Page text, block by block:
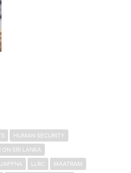
HUMAN SECURITY
SRI LANKA
JAFFNA LLRC
MAATRAM